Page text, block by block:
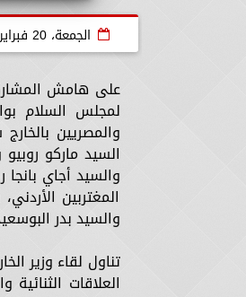
الجمعة، 20 فبراير 2026
على هامش
والمصريين
السيد ماركو
والسيد أجاي
المغتربين
والسيد بدر
تناول لقاء وزير
العلاقات